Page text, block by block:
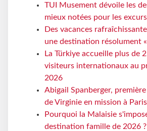
TUI Musement dévoile les
mieux notées pour les
Des vacances
une destination résolument
La Türkiye accueille plus de
visiteurs internationaux au
2026
Abigail Spanberger,
de Virginie en mission à Paris
Pourquoi la Malaisie
destination famille de 2026 ?